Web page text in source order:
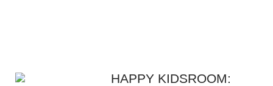
HAPPY KIDSROOM: